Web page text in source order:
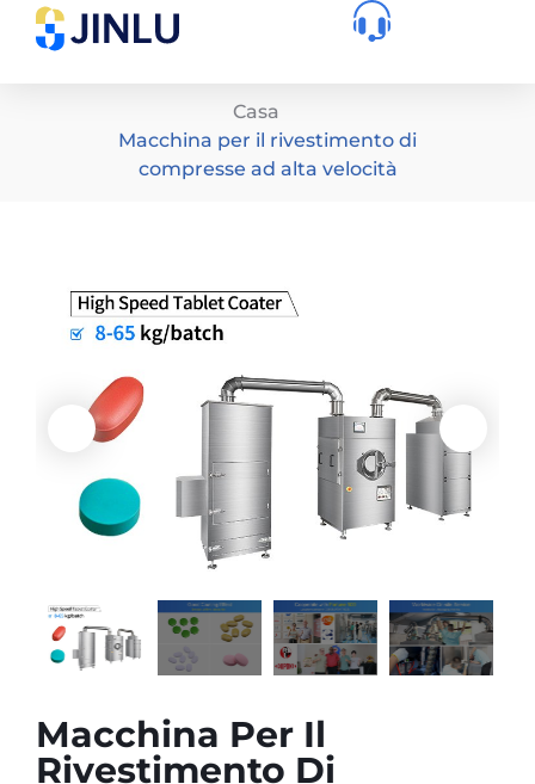
Casa
Macchina per il rivestimento di
compresse ad alta velocità
Macchina Per Il
Rivestimento Di